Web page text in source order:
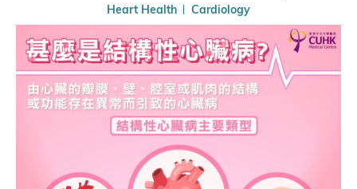
Heart Health Cardiology